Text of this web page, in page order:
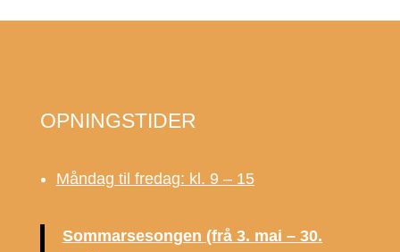
OPNINGSTIDER
Måndag til fredag: kl. 9 – 15
Sommarsesongen (frå 3. mai – 30.